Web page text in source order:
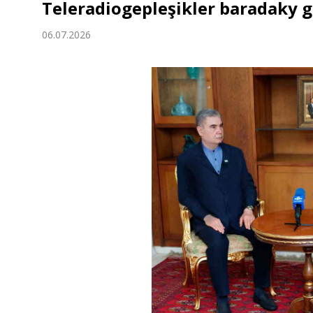
Ykdysadyýet
Medeniýet
Ylym
Sport
Teleradiogepleşikler baradaky
06.07.2026